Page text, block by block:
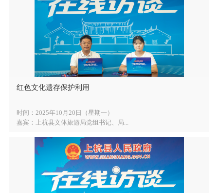
红色文化遗存保护利用
时间：2025年10月20日（星期一）
嘉宾：上杭县文体旅游局党组书记、局...